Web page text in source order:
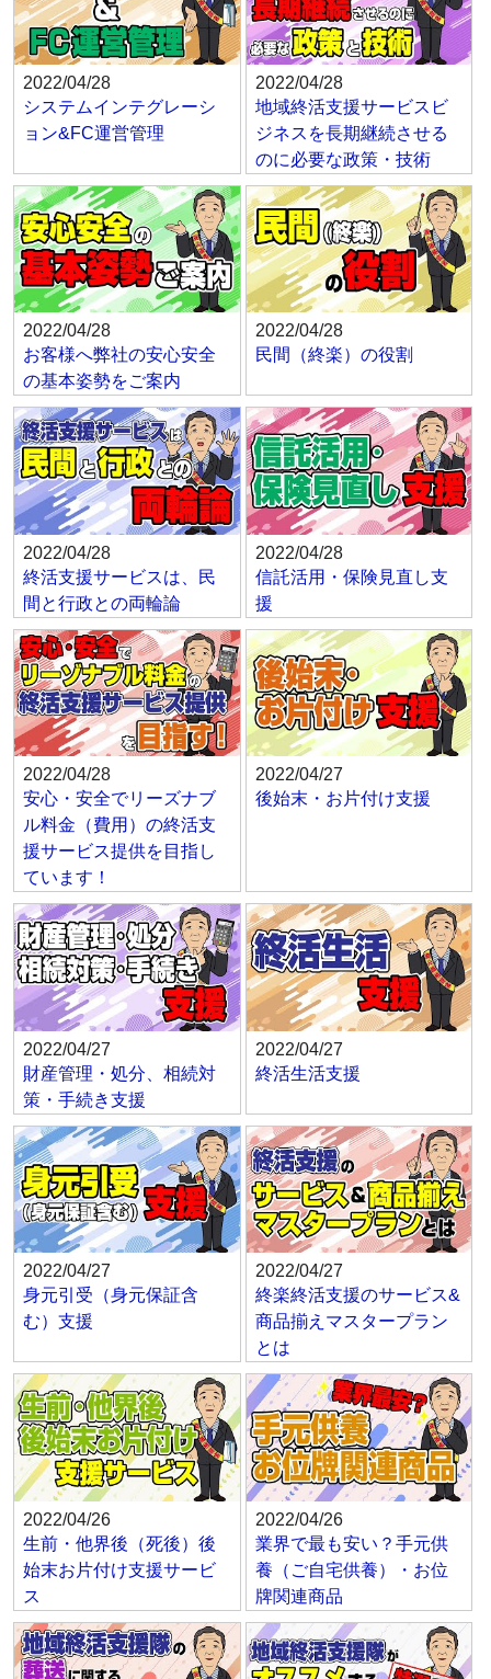
2022/04/28
システムインテグレーシ
ョン&FC運営管理
2022/04/28
地域終活支援サービスビ
ジネスを長期継続させる
のに必要な政策・技術
2022/04/28
お客様へ弊社の安心安全
の基本姿勢をご案内
2022/04/28
民間（終楽）の役割
2022/04/28
終活支援サービスは、民
間と行政との両輪論
2022/04/28
信託活用・保険見直し支
援
2022/04/28
安心・安全でリーズナブ
ル料金（費用）の終活支
援サービス提供を目指し
ています！
2022/04/27
後始末・お片付け支援
2022/04/27
財産管理・処分、相続対
策・手続き支援
2022/04/27
終活生活支援
2022/04/27
身元引受（身元保証含
む）支援
2022/04/27
終楽終活支援のサービス&
商品揃えマスタープラン
とは
2022/04/26
生前・他界後（死後）後
始末お片付け支援サービ
ス
2022/04/26
業界で最も安い？手元供
養（ご自宅供養）・お位
牌関連商品